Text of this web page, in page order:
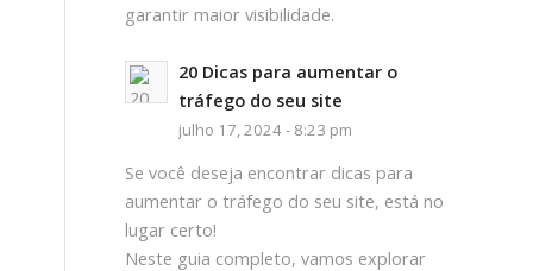
garantir maior visibilidade.
20 Dicas para aumentar o
tráfego do seu site
julho 17, 2024 - 8:23 pm
Se você deseja encontrar dicas para
aumentar o tráfego do seu site, está no
lugar certo!
Neste guia completo, vamos explorar